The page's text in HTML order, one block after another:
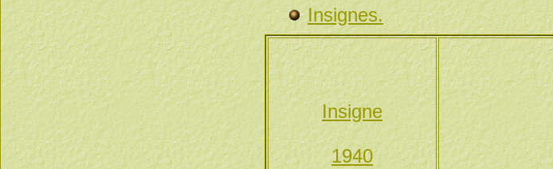
Insignes.
Insigne
1940